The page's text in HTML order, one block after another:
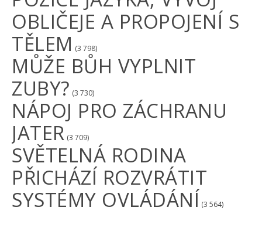
OBLIČEJE A PROPOJENÍ S
TĚLEM (3 798)
MŮŽE BŮH VYPLNIT
ZUBY? (3 730)
NÁPOJ PRO ZÁCHRANU
JATER (3 709)
SVĚTELNÁ RODINA
PŘICHÁZÍ ROZVRÁTIT
SYSTÉMY OVLÁDÁNÍ (3 564)